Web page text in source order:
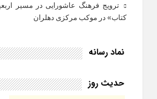
ترویج فرهنگ عاشورایی در مسیر
کتاب» در موکب مرکزی دهلران
نماد رسانه
حدیث روز